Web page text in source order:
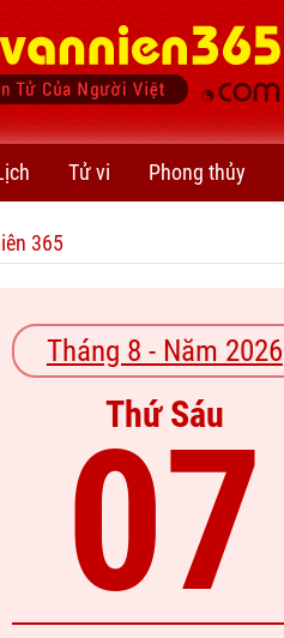
Tử vi Phong thủy
365
Tháng 8 - Năm 2026
Thứ Sáu
07